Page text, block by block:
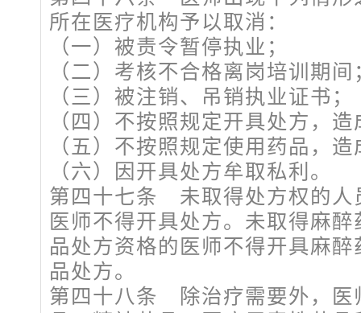
所在医疗机构予以取消：
（一）被责令暂停执业；
（二）考核不合格离岗培训期间
（三）被注销、吊销执业证书；
（四）不按照规定开具处方，
（五）不按照规定使用药品，
（六）因开具处方牟取私利。
第四十七条 未取得处方权的人
医师不得开具处方。未取得麻
品处方资格的医师不得开具麻
品处方。
第四十八条 除治疗需要外，医